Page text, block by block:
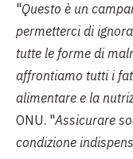
"Questo è un
permetterci di
tutte le forme di
affrontiamo tutti i
alimentare e la
ONU. "Assicurare
condizione